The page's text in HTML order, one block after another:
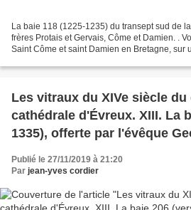
La baie 118 (1225-1235) du transept sud de
frères Protais et Gervais, Côme et Damien. .
Saint Côme et saint Damien en Bretagne, sur
Les vitraux du XIVe siècle
cathédrale d'Évreux. XIII. La
1335), offerte par l'évêque
Publié le 27/11/2019 à 21:20
Par jean-yves cordier